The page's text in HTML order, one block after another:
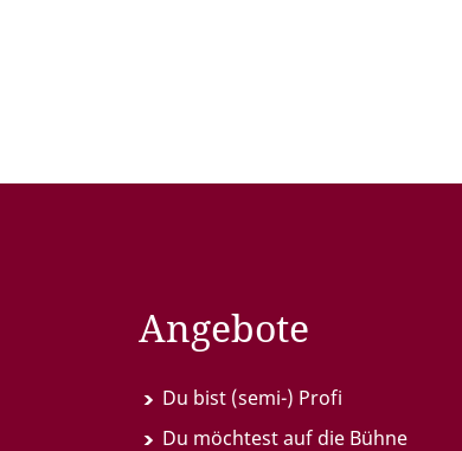
Angebote
Du bist (semi-) Profi
Du möchtest auf die Bühne